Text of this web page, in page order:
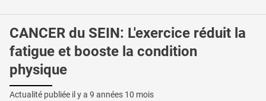
CANCER du SEIN: L'exercice réduit la
fatigue et booste la condition
physique
Actualité publiée il y a 9 années 10 mois